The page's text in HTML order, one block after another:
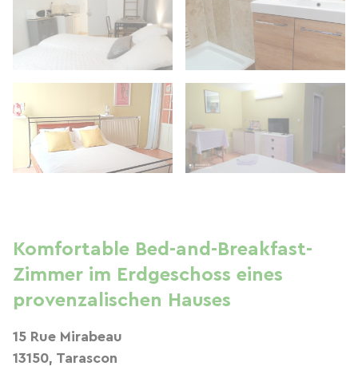
Komfortable Bed-and-Breakfast-
Zimmer im Erdgeschoss eines
provenzalischen Hauses
15 Rue Mirabeau
13150, Tarascon